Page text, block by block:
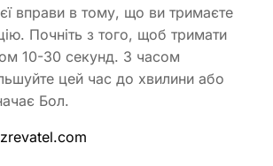
вправи в тому, що ви тримаєте
Почніть з того, щоб тримати
10-30 секунд. З часом
цей час до хвилини або
Бол.